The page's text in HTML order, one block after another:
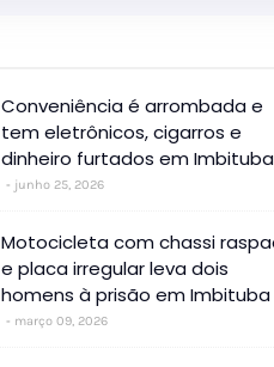
Conveniência é arrombada e
tem eletrônicos, cigarros e
dinheiro furtados em Imbituba
junho 25, 2026
Motocicleta com chassi
e placa irregular leva dois
homens à prisão em Imbituba
março 09, 2026